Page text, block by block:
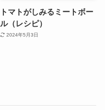
トマトがしみるミートボー
ル（レシピ）
2024年5月3日